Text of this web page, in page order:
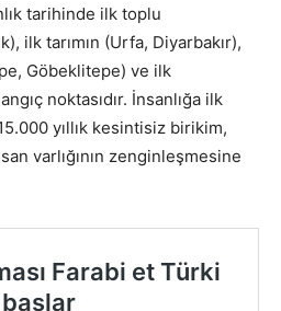
tarihinde ilk toplu
ilk tarımın (Urfa, Diyarbakır),
Göbeklitepe) ve ilk
​​noktasıdır. İnsanlığa ilk
yıllık kesintisiz birikim,
varlığının zenginleşmesine